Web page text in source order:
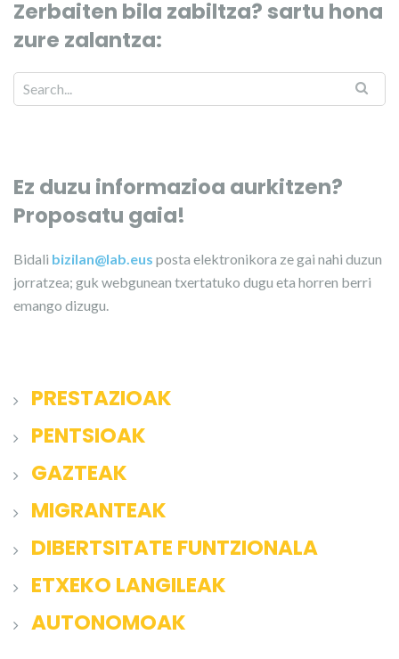
Zerbaiten bila zabiltza? sartu hona
zure zalantza:
Ez duzu informazioa aurkitzen?
Proposatu gaia!
Bidali bizilan@lab.eus posta elektronikora ze gai nahi duzun
jorratzea; guk webgunean txertatuko dugu eta horren berri
emango dizugu.
PRESTAZIOAK
PENTSIOAK
GAZTEAK
MIGRANTEAK
DIBERTSITATE FUNTZIONALA
ETXEKO LANGILEAK
AUTONOMOAK